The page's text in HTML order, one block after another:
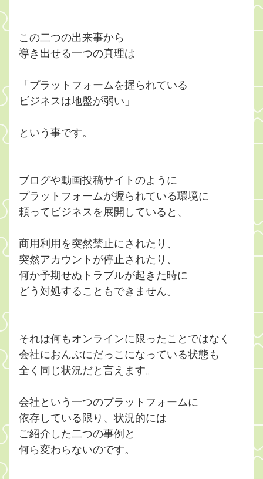
この二つの出来事から
導き出せる一つの真理は
「プラットフォームを握られている
ビジネスは地盤が弱い」
という事です。
ブログや動画投稿サイトのように
プラットフォームが握られている環境に
頼ってビジネスを展開していると、
商用利用を突然禁止にされたり、
突然アカウントが停止されたり、
何か予期せぬトラブルが起きた時に
どう対処することもできません。
それは何もオンラインに限ったことではなく
会社におんぶにだっこになっている状態も
全く同じ状況だと言えます。
会社という一つのプラットフォームに
依存している限り、状況的には
ご紹介した二つの事例と
何ら変わらないのです。